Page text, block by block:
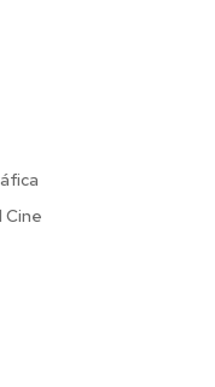
Cine